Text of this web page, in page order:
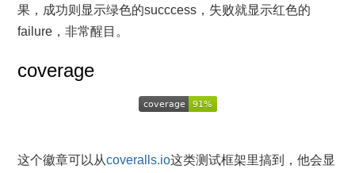
果，成功则显示绿色的succcess，失败就显示红色的
failure，非常醒目。
coverage
这个徽章可以从coveralls.io这类测试框架里搞到，他会显